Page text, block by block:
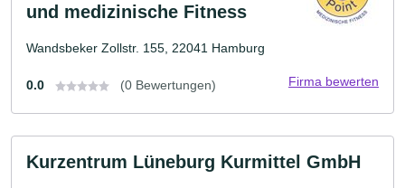
und medizinische Fitness
Wandsbeker Zollstr. 155, 22041 Hamburg
0.0 (0 Bewertungen) Firma bewerten
Kurzentrum Lüneburg Kurmittel GmbH